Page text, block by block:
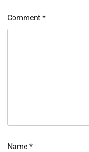
Comment *
Name *